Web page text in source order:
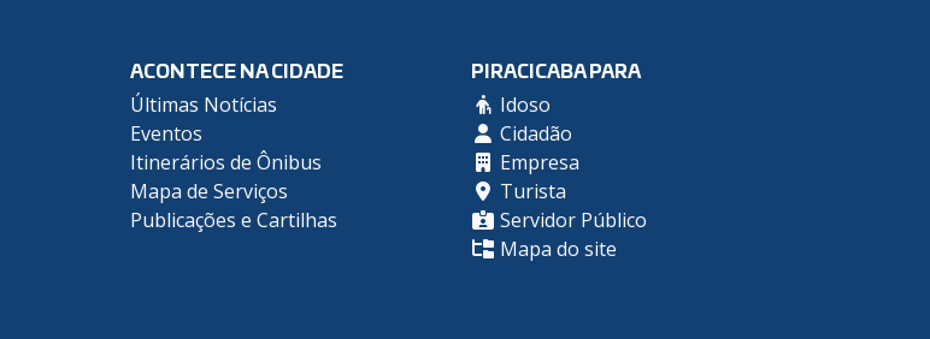
ACONTECE NA CIDADE
Últimas Notícias
Eventos
Itinerários de Ônibus
Mapa de Serviços
Publicações e Cartilhas
PIRACICABA PARA
Idoso
Cidadão
Empresa
Turista
Servidor Público
Mapa do site